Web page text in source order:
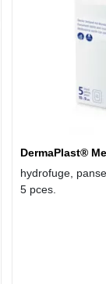
DermaPlast®
hydrofuge,
5 pces.